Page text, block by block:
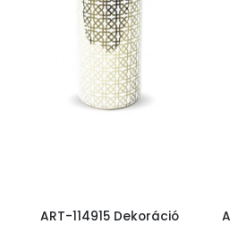
ART-114915 Dekoráció